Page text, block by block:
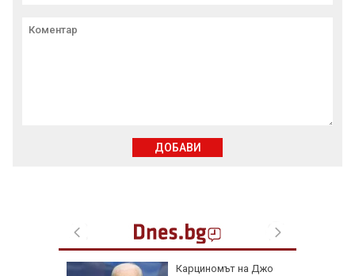
Карциномът на Джо
ДОБАВИ